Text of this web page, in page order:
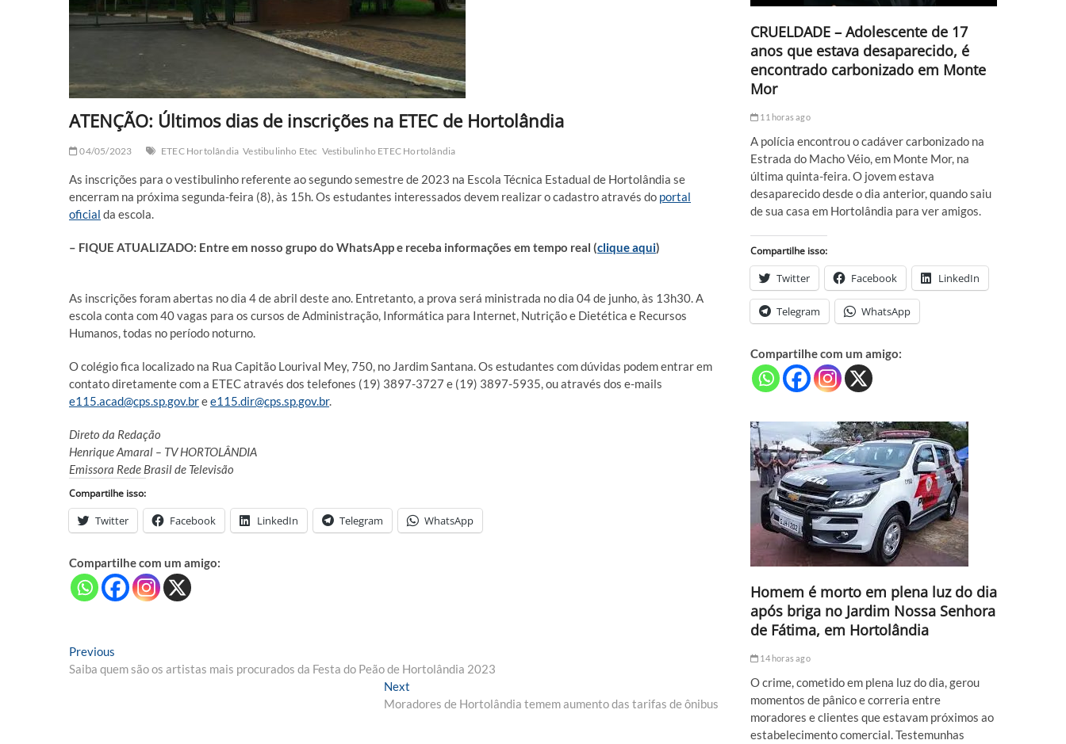
ATENÇÃO: Últimos dias de inscrições na ETEC de Hortolândia
04/05/2023 ETEC Hortolândia Vestibulinho Etec Vestibulinho ETEC Hortolândia
As inscrições para o vestibulinho referente ao segundo semestre de 2023 na Escola Técnica Estadual de Hortolândia se
encerram na próxima segunda-feira (8), às 15h. Os estudantes interessados devem realizar o cadastro através do portal
oficial da escola.
– FIQUE ATUALIZADO: Entre em nosso grupo do WhatsApp e receba informações em tempo real (clique aqui)
As inscrições foram abertas no dia 4 de abril deste ano. Entretanto, a prova será ministrada no dia 04 de junho, às 13h30. A
escola conta com 40 vagas para os cursos de Administração, Informática para Internet, Nutrição e Dietética e Recursos
Humanos, todas no período noturno.
O colégio fica localizado na Rua Capitão Lourival Mey, 750, no Jardim Santana. Os estudantes com dúvidas podem entrar em
contato diretamente com a ETEC através dos telefones (19) 3897-3727 e (19) 3897-5935, ou através dos e-mails
e115.acad@cps.sp.gov.bree115.dir@cps.sp.gov.br.
Direto da Redação
Henrique Amaral – TV HORTOLÂNDIA
Emissora Rede Brasil de Televisão
Compartilhe isso:
Twitter Facebook LinkedIn Telegram WhatsApp
Compartilhe com um amigo:
Navegação
de
Previous
post:
Saiba quem são os artistas mais procurados da Festa do Peão de Hortolândia 2023
Next
post:
Moradores de Hortolândia temem aumento das tarifas de ônibus
CRUELDADE – Adolescente de 17
anos que estava desaparecido, é
encontrado carbonizado em Monte
Mor
11 horas ago
A polícia encontrou o cadáver carbonizado na
Estrada do Macho Véio, em Monte Mor, na
última quinta-feira. O jovem estava
desaparecido desde o dia anterior, quando saiu
de sua casa em Hortolândia para ver amigos.
Compartilhe isso:
Twitter Facebook LinkedIn
Telegram WhatsApp
Compartilhe com um amigo:
Homem é morto em plena luz do dia
após briga no Jardim Nossa Senhora
de Fátima, em Hortolândia
14 horas ago
O crime, cometido em plena luz do dia, gerou
momentos de pânico e correria entre
moradores e clientes que estavam próximos ao
estabelecimento comercial. Testemunhas